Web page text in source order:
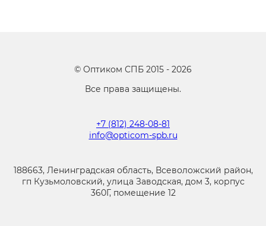
© Оптиком СПБ 2015 - 2026
Все права защищены.
+7 (812) 248-08-81
info@opticom-spb.ru
188663, Ленинградская область, Всеволожский район,
гп Кузьмоловский, улица Заводская, дом 3, корпус
360Г, помещение 12